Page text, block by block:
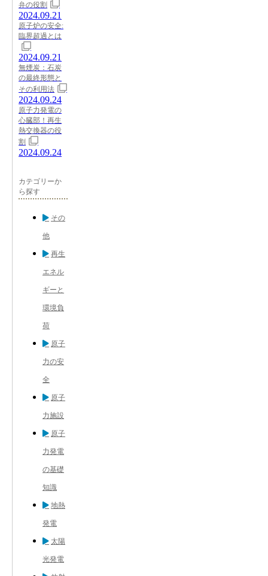
弁の役割
2024.09.21
原子炉の安全:
臨界超過とは
2024.09.21
無煙炭：石炭
の最終形態と
その利用法
2024.09.24
原子力発電の
心臓部！再生
熱交換器の役
割
2024.09.24
カテゴリーか
ら探す
その
他
再生
エネル
ギーと
環境負
荷
原子
力の安
全
原子
力施設
原子
力発電
の基礎
知識
地熱
発電
太陽
光発電